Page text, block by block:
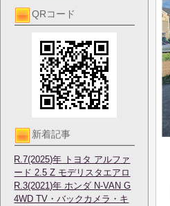
QRコード
新着記事
R.7(2025)年 トヨタ アルファ
ード 2.5 Z モデリスタエアロ
R.3(2021)年 ホンダ N-VAN G
4WD TV・バックカメラ・キ